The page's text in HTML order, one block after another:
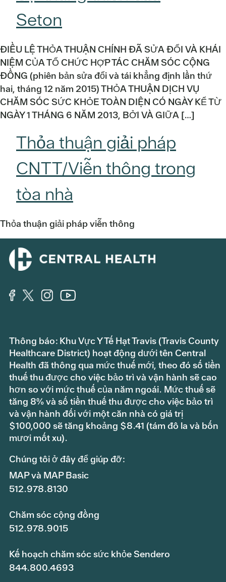
Seton
ĐIỀU LỆ THỎA THUẬN CHÍNH ĐÃ SỬA ĐỔI VÀ KHÁI
NIỆM CỦA TỔ CHỨC HỢP TÁC CHĂM SÓC CỘNG
ĐỒNG (phiên bản sửa đổi và tái khẳng định lần thứ
hai, tháng 12 năm 2015) THỎA THUẬN DỊCH VỤ
CHĂM SÓC SỨC KHỎE TOÀN DIỆN CÓ NGÀY KỂ TỪ
NGÀY 1 THÁNG 6 NĂM 2013, BỞI VÀ GIỮA […]
Thỏa thuận giải pháp
CNTT/Viễn thông trong
tòa nhà
Thỏa thuận giải pháp viễn thông
Thông báo: Khu Vực Y Tế Hạt Travis (Travis County
Healthcare District) hoạt động dưới tên Central
Health đã thông qua mức thuế mới, theo đó số tiền
thuế thu được cho việc bảo trì và vận hành sẽ cao
hơn so với mức thuế của năm ngoái. Mức thuế sẽ
tăng 8% và số tiền thuế thu được cho việc bảo trì
và vận hành đối với một căn nhà có giá trị
$100,000 sẽ tăng khoảng $8.41 (tám đô la và bốn
mươi mốt xu).
Chúng tôi ở đây để giúp đỡ:
MAP và MAP Basic
512.978.8130
Chăm sóc cộng đồng
512.978.9015
Kế hoạch chăm sóc sức khỏe Sendero
844.800.4693